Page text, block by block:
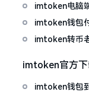
imtoken电脑
imtoken钱包
imtoken转币
imtoken官方
imtoken钱包